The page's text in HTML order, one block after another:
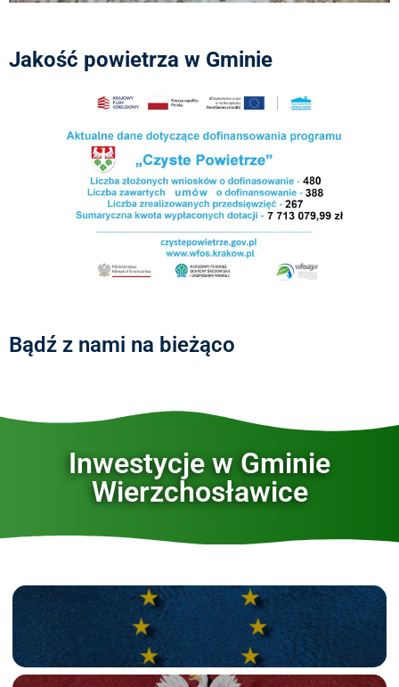
Jakość powietrza w Gminie
Bądź z nami na bieżąco
Inwestycje w Gminie
Wierzchosławice